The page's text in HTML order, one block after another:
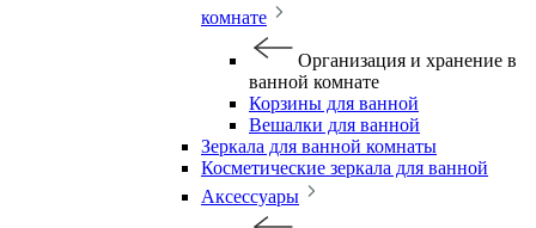
комнате
Организация и хранение в
ванной комнате
Корзины для ванной
Вешалки для ванной
Зеркала для ванной комнаты
Косметические зеркала для ванной
Аксессуары